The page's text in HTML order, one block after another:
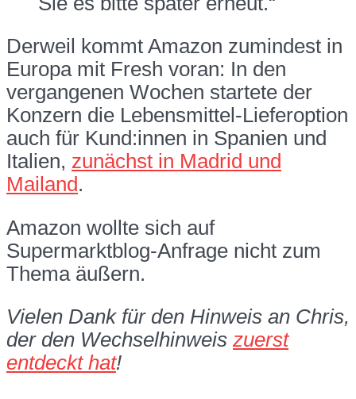
Derweil kommt Amazon zumindest in
Europa mit Fresh voran: In den
vergangenen Wochen startete der
Konzern die Lebensmittel-Lieferoption
auch für Kund:innen in Spanien und
Italien, zunächst in Madrid und
Mailand.
Amazon wollte sich auf
Supermarktblog-Anfrage nicht zum
Thema äußern.
Vielen Dank für den Hinweis an Chris,
der den Wechselhinweis zuerst
entdeckt hat!